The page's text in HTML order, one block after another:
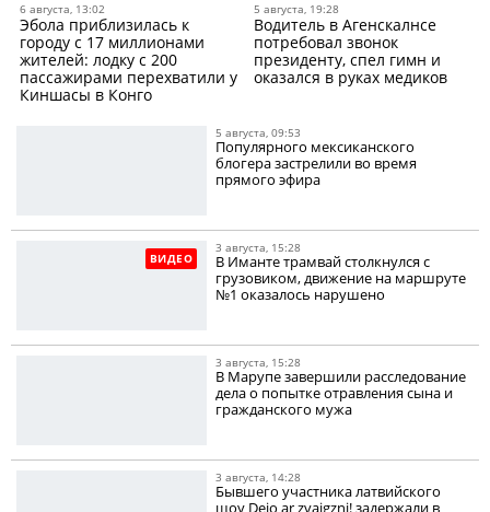
6 августа, 13:02
Эбола приблизилась к
городу с 17 миллионами
жителей: лодку с 200
пассажирами перехватили у
Киншасы в Конго
5 августа, 19:28
Водитель в Агенскалнсе
потребовал звонок
президенту, спел гимн и
оказался в руках медиков
5 августа, 09:53
Популярного мексиканского
блогера застрелили во время
прямого эфира
ВИДЕО
3 августа, 15:28
В Иманте трамвай столкнулся с
грузовиком, движение на маршруте
№1 оказалось нарушено
3 августа, 15:28
В Марупе завершили расследование
дела о попытке отравления сына и
гражданского мужа
3 августа, 14:28
Бывшего участника латвийского
шоу Dejo ar zvaigzni! задержали в